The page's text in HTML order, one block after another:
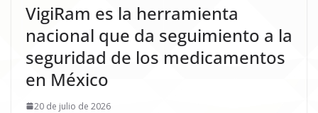
VigiRam es la herramienta
nacional que da seguimiento a la
seguridad de los medicamentos
en México
20 de julio de 2026